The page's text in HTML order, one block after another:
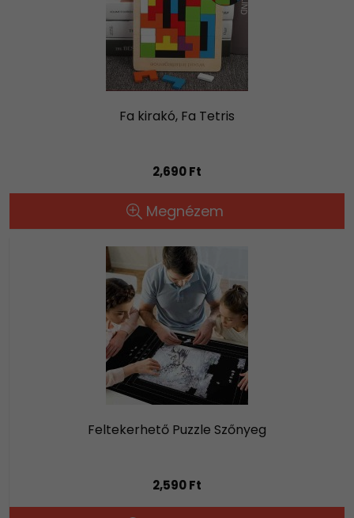
Fa kirakó, Fa Tetris
2,690 Ft
Megnézem
Feltekerhető Puzzle Szőnyeg
2,590 Ft